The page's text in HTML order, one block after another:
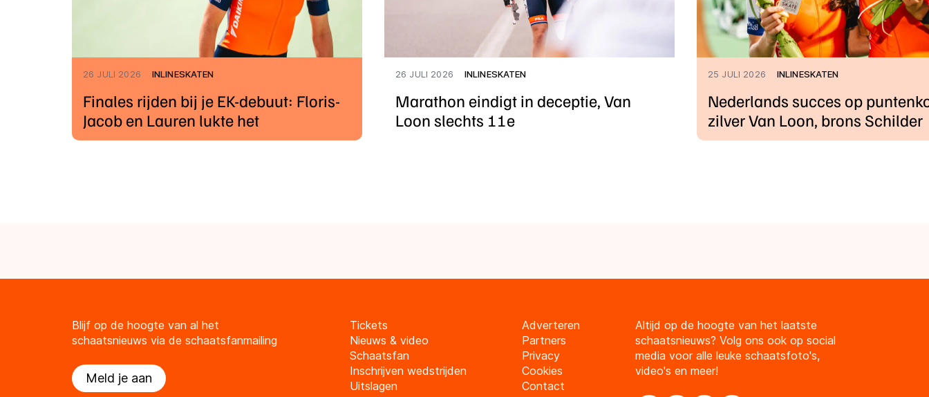
26 JULI 2026 INLINESKATEN
Finales rijden bij je EK-debuut: Floris-
Jacob en Lauren lukte het
26 JULI 2026 INLINESKATEN
Marathon eindigt in deceptie, Van
Loon slechts 11e
25 JULI 2026 INLINESKATEN
Nederlands succes op
zilver Van Loon, brons Schilder
Blijf op de hoogte van al het
schaatsnieuws via de schaatsfanmailing
Meld je aan
Tickets
Nieuws & video
Schaatsfan
Inschrijven wedstrijden
Uitslagen
Adverteren
Partners
Privacy
Cookies
Contact
Altijd op de hoogte van het laatste
schaatsnieuws? Volg ons ook op social
media voor alle leuke schaatsfoto's,
video's en meer!